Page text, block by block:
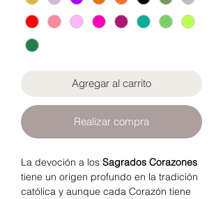
Agregar al carrito
Realizar compra
La devoción a los Sagrados Corazones
tiene un origen profundo en la tradición
católica y aunque cada Corazón tiene